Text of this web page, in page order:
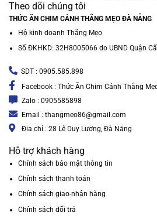
Theo dõi chúng tôi
THỨC ĂN CHIM CẢNH THẮNG MẸO ĐÀ NẴNG
Hộ kinh doanh Thắng Mẹo
Số ĐKHKD: 32H8005066 do UBND Quận
SDT : 0905.585.898
Facebook : Thức Ăn Chim Cảnh Thắng
Zalo : 0905585898
Email : thangmeo86@gmail.com
Địa chỉ : 28 Lê Duy Lương, Đà Nẵng
Hỗ trợ khách hàng
Chính sách bảo mật thông tin
Chính sách thanh toán
Chính sách giao-nhận hàng
Chính sách đổi trả